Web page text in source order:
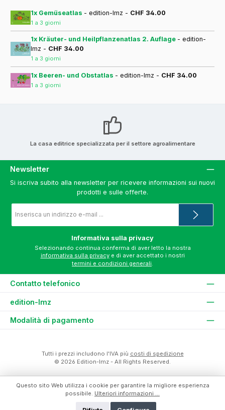
1x Gemüseatlas - edition-lmz - CHF 34.00
1 a 3 giorni
1x Kräuter- und Heilpflanzenatlas 2. Auflage - edition-
lmz - CHF 34.00
1 a 3 giorni
1x Beeren- und Obstatlas - edition-lmz - CHF 34.00
1 a 3 giorni
La casa editrice specializzata per il settore agroalimentare
Newsletter
Si iscriva subito alla newsletter per ricevere informazioni sui nuovi
prodotti e sulle offerte.
e-
*
Informativa sulla privacy
informativa sulla privacy
termini e condizioni generali.
Contatto telefonico
edition-lmz
Modalità di pagamento
Tutti i prezzi includono l'IVA più costi di spedizione
© 2026 Edition-lmz - All Rights Reserved.
Questo sito Web utilizza i cookie per garantire la migliore esperienza
possibile. Ulteriori informazioni ...